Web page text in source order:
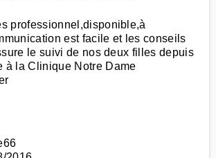
professionnel,disponible,à
est facile et les conseils
le suivi de nos deux filles depuis
à la Clinique Notre Dame